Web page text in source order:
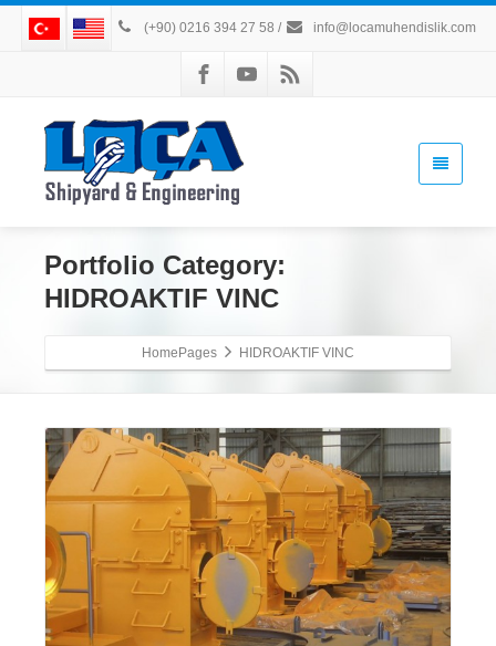
(+90) 0216 394 27 58 / info@locamuhendislik.com
Portfolio Category:
HIDROAKTIF VINC
HomePages HIDROAKTIF VINC